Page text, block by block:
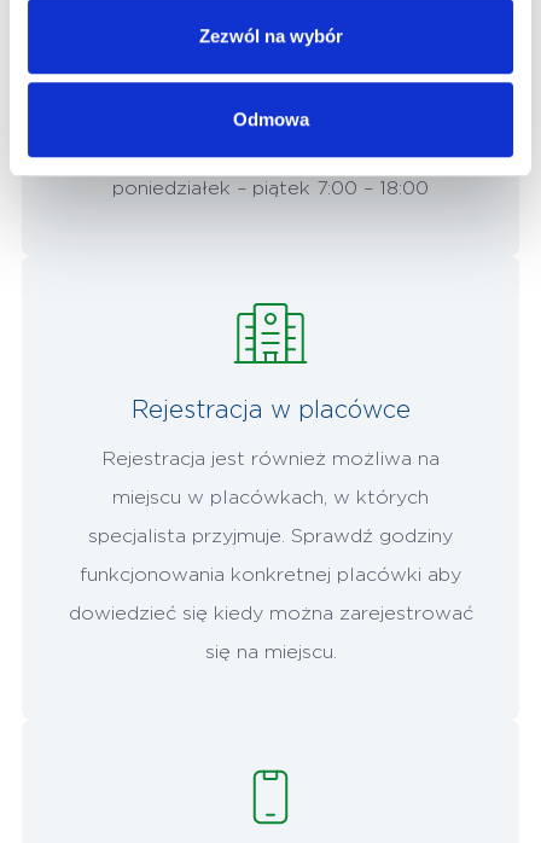
Zezwól na wybór
Odmowa
W celu umówienia się prywatnie
poniedziałek – piątek 7:00 – 18:00
Rejestracja w placówce
Rejestracja jest również możliwa na
miejscu w placówkach, w których
specjalista przyjmuje. Sprawdź godziny
funkcjonowania konkretnej placówki aby
dowiedzieć się kiedy można zarejestrować
się na miejscu.